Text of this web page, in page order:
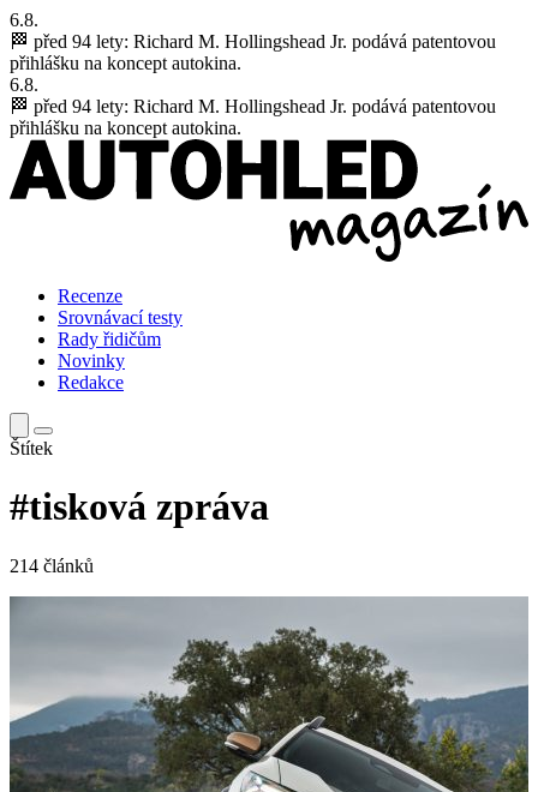
6.8.
🏁 před 94 lety: Richard M. Hollingshead Jr. podává patentovou
přihlášku na koncept autokina.
6.8.
🏁 před 94 lety: Richard M. Hollingshead Jr. podává patentovou
přihlášku na koncept autokina.
Recenze
Srovnávací testy
Rady řidičům
Novinky
Redakce
Štítek
#tisková zpráva
214 článků